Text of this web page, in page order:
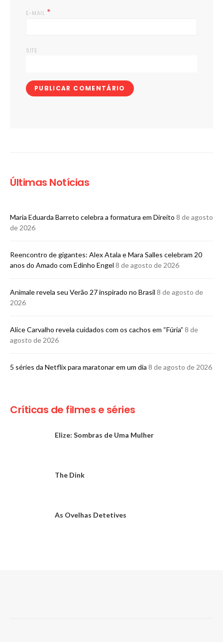
E-MAIL *
SITE
Últimas Notícias
Maria Eduarda Barreto celebra a formatura em Direito 8 de agosto
de 2026
Reencontro de gigantes: Alex Atala e Mara Salles celebram 20
anos do Amado com Edinho Engel 8 de agosto de 2026
Animale revela seu Verão 27 inspirado no Brasil 8 de agosto de
2026
Alice Carvalho revela cuidados com os cachos em “Fúria” 8 de
agosto de 2026
5 séries da Netflix para maratonar em um dia 8 de agosto de 2026
Críticas de filmes e séries
Elize: Sombras de Uma Mulher
The Dink
As Ovelhas Detetives